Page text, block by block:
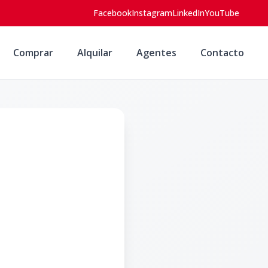
FacebookInstagramLinkedInYouTube
Comprar Alquilar Agentes Contacto